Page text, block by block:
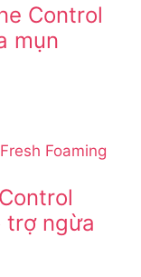
Control
mụn
trợ ngừa